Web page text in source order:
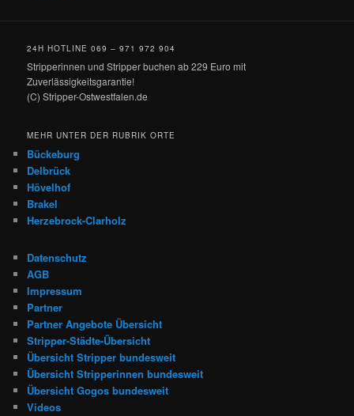
24H HOTLINE 069 – 971 972 904
Stripperinnen und Stripper buchen ab 229 Euro mit
Zuverlässigkeitsgarantie!
(C) Stripper-Ostwestfalen.de
MEHR UNTER DER RUBRIK ORTE
Bückeburg
Delbrück
Hövelhof
Brakel
Herzebrock-Clarholz
Datenschutz
AGB
Impressum
Partner
Partner Angebote Übersicht
Stripper-Städte-Übersicht
Übersicht Stripper bundesweit
Übersicht Stripperinnen bundesweit
Übersicht Gogos bundesweit
Videos